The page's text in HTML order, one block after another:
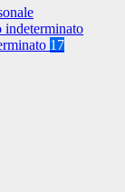
indeterminato
17